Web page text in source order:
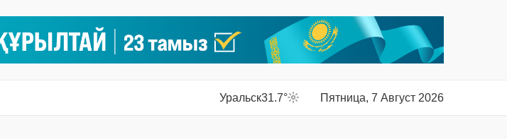
Уральск31.7° Пятница, 7 Август 2026